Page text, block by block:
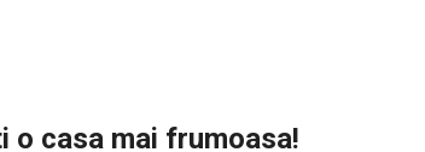
o casa mai frumoasa!